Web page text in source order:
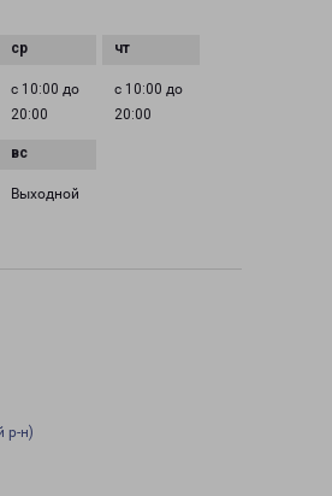
с 10:00 до
20:00
с 10:00 до
20:00
Выходной
р-н)